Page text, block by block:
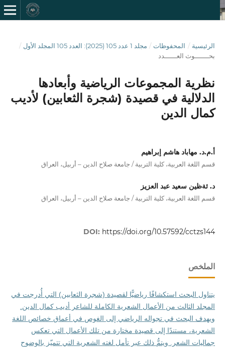
الرئيسية / المحفوظات / مجلد 1 عدد 105 (2025): العدد 105 المجلد الأول
/
بحـــــــوث العــــــدد
نظرية المجموعات الرياضية وأبعادها
الدلالية في قصيدة (شجرة الثعابين) لأديب
كمال الدين
أ.م.د. مهاباد هاشم إبراهيم
قسم اللغة العربية، كلية التربية / جامعة صلاح الدين – أربيل، العراق
د. ئةظين سعيد عبد العزيز
قسم اللغة العربية، كلية التربية / جامعة صلاح الدين – أربيل، العراق
DOI: https://doi.org/10.57592/cctzs144
الملخص
يتناول البحث استكشافًا رياضيًّا لقصيدة (شجرة الثعابين) التي أُدرجت في
المجلد الثالث من الأعمال الشعرية الكاملة للشاعر أديب كمال الدين.
ويهدف البحث في تجواله الرياضي إلى الغوص في أعماق خصائص اللغة
الشعرية، مستندًا إلى قصيدة مختارة من تلك الأعمال التي تعكس
جماليات الشعر. ويتمُّ ذلك عبر تأمل لغته الشعرية التي تتميّز بالوضوح